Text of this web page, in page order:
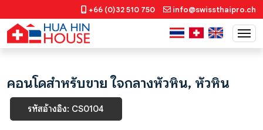
+66 (0)32 510 750 info@swissthaipro.ch
คอนโดสำหรับขาย ใจกลางหัวหิน, หัวหิน
รหัสอ้างอิง: CS0104